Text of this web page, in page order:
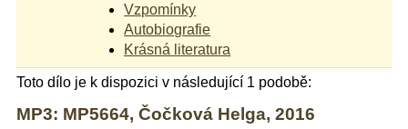
Vzpomínky
Autobiografie
Krásná literatura
Toto dílo je k dispozici v následující 1 podobě:
MP3: MP5664, Čočková Helga, 2016